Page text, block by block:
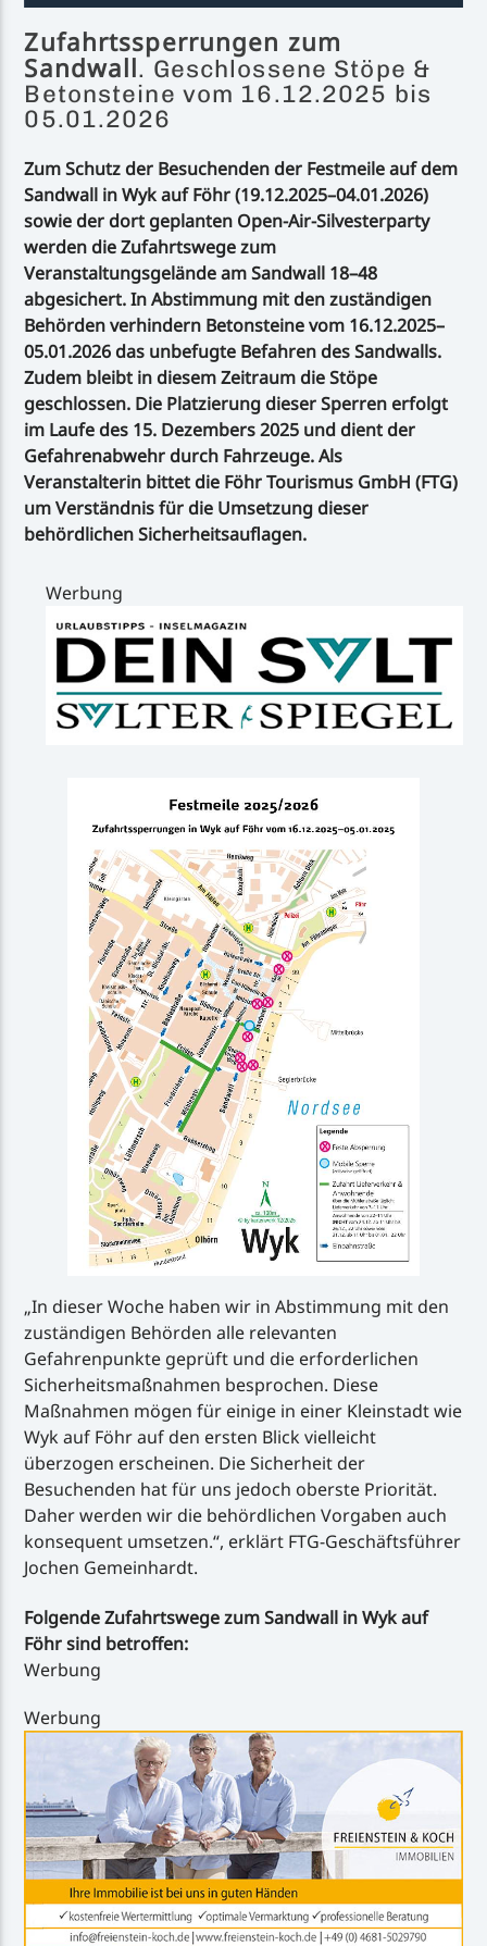
Zufahrtssperrungen zum
Sandwall. Geschlossene Stöpe &
Betonsteine vom 16.12.2025 bis
05.01.2026
Zum Schutz der Besuchenden der Festmeile auf dem
Sandwall in Wyk auf Föhr (19.12.2025–04.01.2026)
sowie der dort geplanten Open-Air-Silvesterparty
werden die Zufahrtswege zum
Veranstaltungsgelände am Sandwall 18–48
abgesichert. In Abstimmung mit den zuständigen
Behörden verhindern Betonsteine vom 16.12.2025–
05.01.2026 das unbefugte Befahren des Sandwalls.
Zudem bleibt in diesem Zeitraum die Stöpe
geschlossen. Die Platzierung dieser Sperren erfolgt
im Laufe des 15. Dezembers 2025 und dient der
Gefahrenabwehr durch Fahrzeuge. Als
Veranstalterin bittet die Föhr Tourismus GmbH (FTG)
um Verständnis für die Umsetzung dieser
behördlichen Sicherheitsauflagen.
Werbung
„In dieser Woche haben wir in Abstimmung mit den
zuständigen Behörden alle relevanten
Gefahrenpunkte geprüft und die erforderlichen
Sicherheitsmaßnahmen besprochen. Diese
Maßnahmen mögen für einige in einer Kleinstadt wie
Wyk auf Föhr auf den ersten Blick vielleicht
überzogen erscheinen. Die Sicherheit der
Besuchenden hat für uns jedoch oberste Priorität.
Daher werden wir die behördlichen Vorgaben auch
konsequent umsetzen.“, erklärt FTG-Geschäftsführer
Jochen Gemeinhardt.
Folgende Zufahrtswege zum Sandwall in Wyk auf
Föhr sind betroffen:
Werbung
Werbung